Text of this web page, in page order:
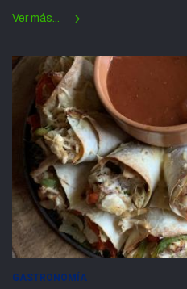
Ver más...
GASTRONOMÍA